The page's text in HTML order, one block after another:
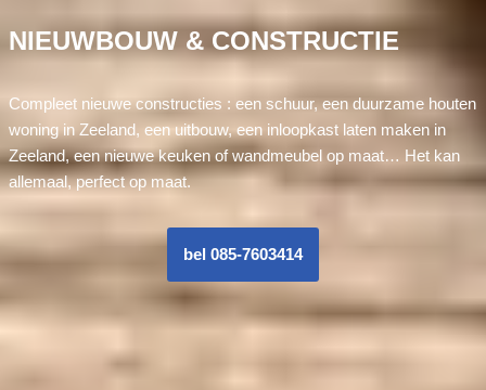
NIEUWBOUW & CONSTRUCTIE
Compleet nieuwe constructies : een schuur, een duurzame houten
woning in Zeeland, een uitbouw, een inloopkast laten maken in
Zeeland, een nieuwe keuken of wandmeubel op maat… Het kan
allemaal, perfect op maat.
bel 085-7603414